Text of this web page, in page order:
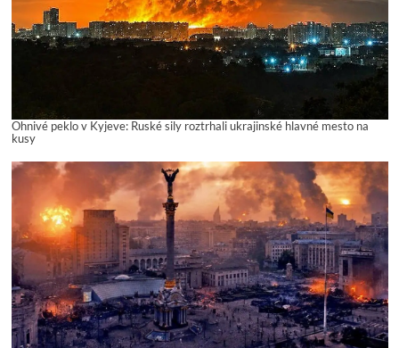
Ohnivé peklo v Kyjeve: Ruské sily roztrhali ukrajinské hlavné mesto na
kusy